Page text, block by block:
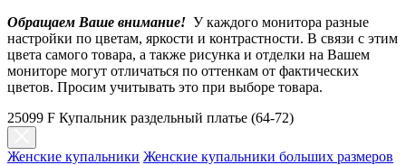
Обращаем Ваше внимание! У каждого монитора разные
настройки по цветам, яркости и контрастности. В связи с этим
цвета самого товара, а также рисунка и отделки на Вашем
мониторе могут отличаться по оттенкам от фактических
цветов. Просим учитывать это при выборе товара.
25099 F Купальник раздельный платье (64-72)
Женские купальники Женские купальники больших размеров